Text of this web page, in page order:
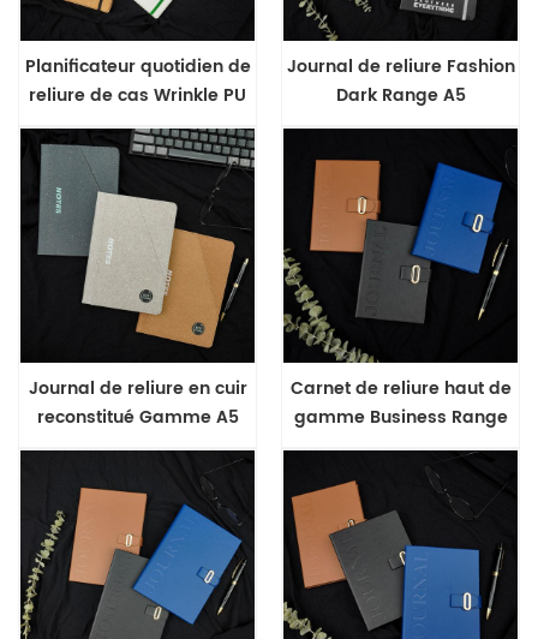
Planificateur quotidien de
reliure de cas Wrinkle PU
A5
Journal de reliure Fashion
Dark Range A5
Journal de reliure en cuir
reconstitué Gamme A5
Carnet de reliure haut de
gamme Business Range
A6